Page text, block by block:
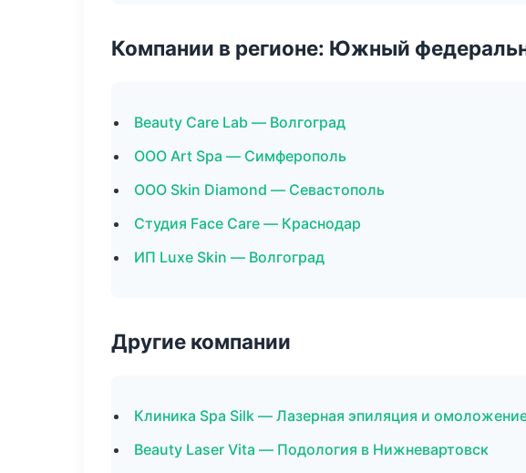
Компании в регионе: Южный
Beauty Care Lab — Волгоград
ООО Art Spa — Симферополь
ООО Skin Diamond — Севастополь
Студия Face Care — Краснодар
ИП Luxe Skin — Волгоград
Другие компании
Клиника Spa Silk — Лазерная эпиляция и
Beauty Laser Vita — Подология в Нижневартовск